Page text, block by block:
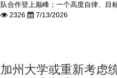
队合作登上巅峰；一个高度自律、目
2326
7/13/2026
加州大学或重新考虑